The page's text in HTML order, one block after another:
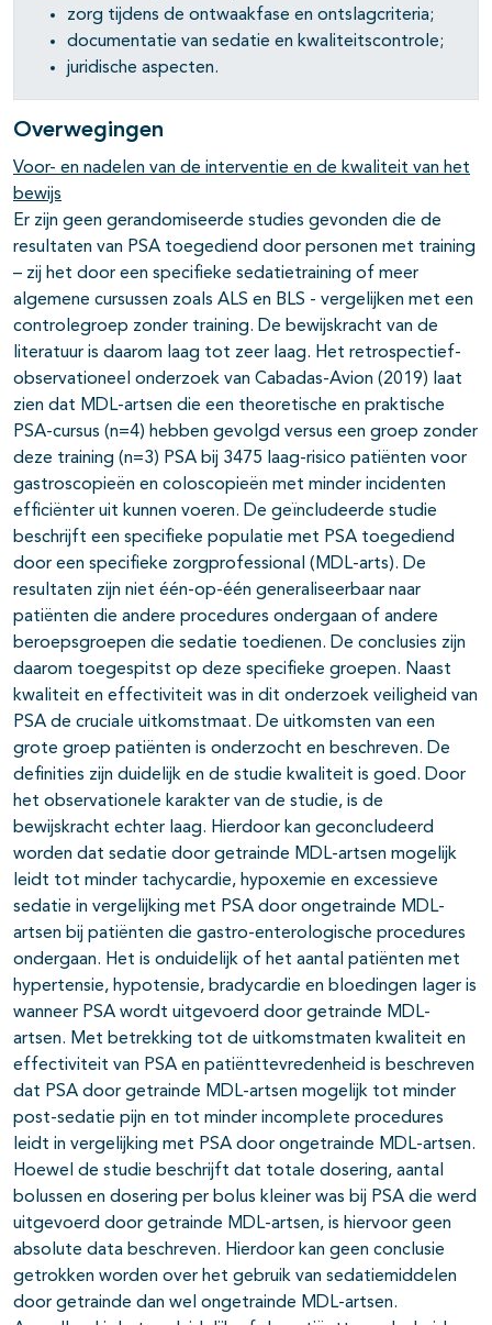
zorg tijdens de ontwaakfase en ontslagcriteria;
documentatie van sedatie en kwaliteitscontrole;
juridische aspecten.
Overwegingen
Voor- en nadelen van de interventie en de kwaliteit van het
bewijs
Er zijn geen gerandomiseerde studies gevonden die de
resultaten van PSA toegediend door personen met training
– zij het door een specifieke sedatietraining of meer
algemene cursussen zoals ALS en BLS - vergelijken met een
controlegroep zonder training. De bewijskracht van de
literatuur is daarom laag tot zeer laag. Het retrospectief-
observationeel onderzoek van Cabadas-Avion (2019) laat
zien dat MDL-artsen die een theoretische en praktische
PSA-cursus (n=4) hebben gevolgd versus een groep zonder
deze training (n=3) PSA bij 3475 laag-risico patiënten voor
gastroscopieën en coloscopieën met minder incidenten
efficiënter uit kunnen voeren. De geïncludeerde studie
beschrijft een specifieke populatie met PSA toegediend
door een specifieke zorgprofessional (MDL-arts). De
resultaten zijn niet één-op-één generaliseerbaar naar
patiënten die andere procedures ondergaan of andere
beroepsgroepen die sedatie toedienen. De conclusies zijn
daarom toegespitst op deze specifieke groepen. Naast
kwaliteit en effectiviteit was in dit onderzoek veiligheid van
PSA de cruciale uitkomstmaat. De uitkomsten van een
grote groep patiënten is onderzocht en beschreven. De
definities zijn duidelijk en de studie kwaliteit is goed. Door
het observationele karakter van de studie, is de
bewijskracht echter laag. Hierdoor kan geconcludeerd
worden dat sedatie door getrainde MDL-artsen mogelijk
leidt tot minder tachycardie, hypoxemie en excessieve
sedatie in vergelijking met PSA door ongetrainde MDL-
artsen bij patiënten die gastro-enterologische procedures
ondergaan. Het is onduidelijk of het aantal patiënten met
hypertensie, hypotensie, bradycardie en bloedingen lager is
wanneer PSA wordt uitgevoerd door getrainde MDL-
artsen. Met betrekking tot de uitkomstmaten kwaliteit en
effectiviteit van PSA en patiënttevredenheid is beschreven
dat PSA door getrainde MDL-artsen mogelijk tot minder
post-sedatie pijn en tot minder incomplete procedures
leidt in vergelijking met PSA door ongetrainde MDL-artsen.
Hoewel de studie beschrijft dat totale dosering, aantal
bolussen en dosering per bolus kleiner was bij PSA die werd
uitgevoerd door getrainde MDL-artsen, is hiervoor geen
absolute data beschreven. Hierdoor kan geen conclusie
getrokken worden over het gebruik van sedatiemiddelen
door getrainde dan wel ongetrainde MDL-artsen.